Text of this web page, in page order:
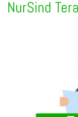
NurSind